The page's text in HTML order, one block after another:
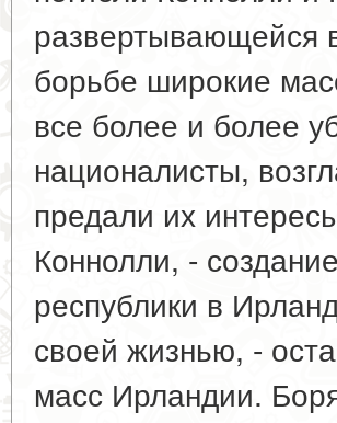
развертывающейся
борьбе широкие
все более и более
националисты,
предали их
Коннолли, -
республики в
своей жизнью, -
масс Ирландии.